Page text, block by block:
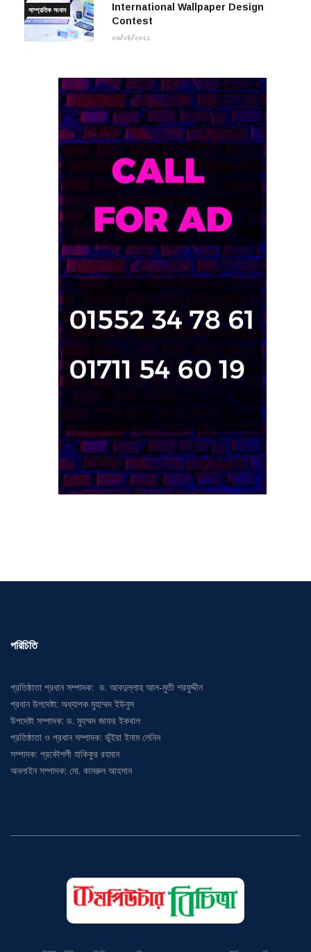
সাম্প্রতিক সংবাদ
International Wallpaper Design
Contest
০৬/০৪/২০২১
পরিচিতি
প্রতিষ্ঠাতা প্রধান সম্পাদক: ড. আবদুল্লাহ আল-মুতী শরফুদ্দীন
প্রধান উপদেষ্টা: অধ্যাপক মুহাম্মদ ইউনুস
উপদেষ্টা সম্পাদক: ড. মুহম্মদ জাফর ইকবাল
প্রতিষ্ঠাতা ও প্রধান সম্পাদক: ভূঁইয়া ইনাম লেনিন
সম্পাদক: প্রকৌশলী হাকিকুর রহমান
অনলাইন সম্পাদক: মো. কামরুল আহসান